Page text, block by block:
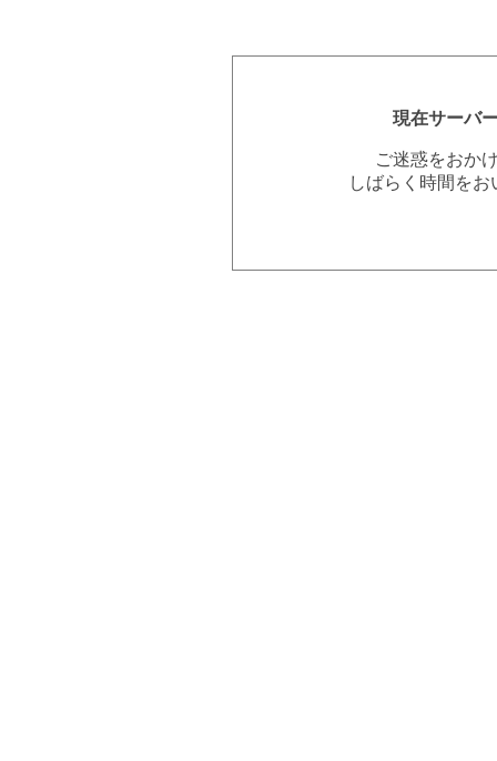
現在サーバ
ご迷惑をおか
しばらく時間を